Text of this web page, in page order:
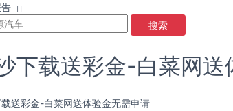
搜索
下载送彩金-白菜网送
送彩金-白菜网送体验金无需申请